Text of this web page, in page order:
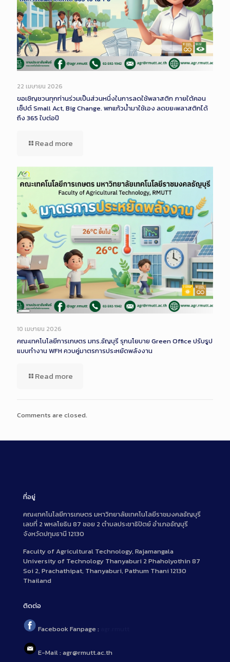
22 เมษายน 2026
ขอเชิญชวนทุกท่านร่วมเป็นส่วนหนึ่งในการลดใช้พลาสติก ภายใต้คอน
เซ็ปต์ Small Act, Big Change. พกแก้วน้ำมาใช้เอง ลดขยะพลาสติกได้
ถึง 365 ใบต่อปี
Read more
Long
Description
10 เมษายน 2026
คณะเทคโนโลยีการเกษตร มทร.ธัญบุรี รุกนโยบาย Green Office ปรับรูป
แบบทำงาน WFH ควบคู่มาตรการประหยัดพลังงาน
Read more
Comments are closed.
ที่อยู่
คณะเทคโนโลยีการเกษตร มหาวิทยาลัยเทคโนโลยีราชมงคลธัญบุรี
เลขที่ 2 พหลโยธิน 87 ซอย 2 ตำบลประชาธิปัตย์ อำเภอธัญบุรี
จังหวัดปทุมธานี 12130
Faculty of Agricultural Technology, Rajamangala
University of Technology Thanyaburi 2 Phaholyothin 87
Soi 2, Prachathipat, Thanyaburi, Pathum Thani 12130
Thailand
ติดต่อ
Facebook Fanpage :
E-Mail : agr@rmutt.ac.th